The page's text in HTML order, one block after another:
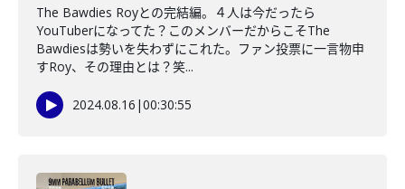
The Bawdies Royとの完結編。４人は今だったら
YouTuberになってた？このメンバーだからこそThe
Bawdiesは勢いを失わずにこれた。ファン投票に一言物申
すRoy、その理由とは？笑...
2024.08.16 |00:30:55